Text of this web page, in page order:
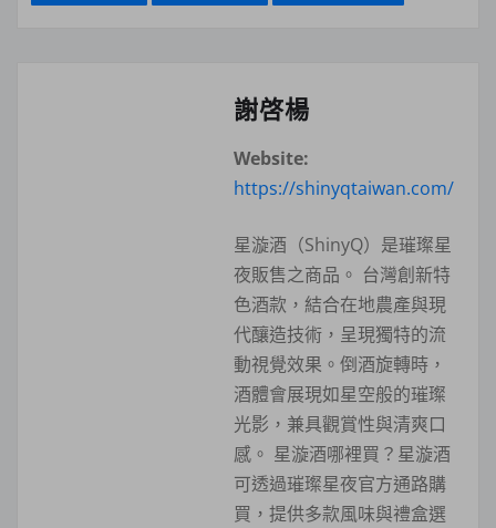
謝啓楊
Website:
https://shinyqtaiwan.com/
星漩酒（ShinyQ）是璀璨星
夜販售之商品。 台灣創新特
色酒款，結合在地農產與現
代釀造技術，呈現獨特的流
動視覺效果。倒酒旋轉時，
酒體會展現如星空般的璀璨
光影，兼具觀賞性與清爽口
感。 星漩酒哪裡買？星漩酒
可透過璀璨星夜官方通路購
買，提供多款風味與禮盒選